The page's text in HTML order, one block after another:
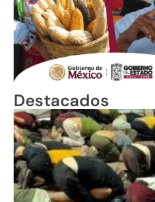
Destacados